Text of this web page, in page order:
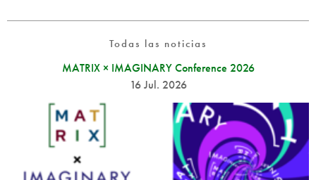
Todas las noticias
MATRIX × IMAGINARY Conference 2026
16 Jul. 2026